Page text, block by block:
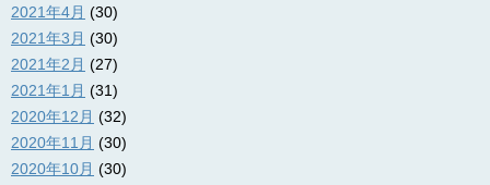
2021年4月 (30)
2021年3月 (30)
2021年2月 (27)
2021年1月 (31)
2020年12月 (32)
2020年11月 (30)
2020年10月 (30)